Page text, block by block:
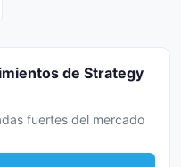
de Strategy
fuertes del mercado